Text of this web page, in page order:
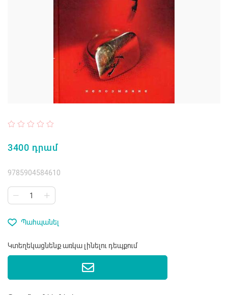
3400 դրամ
9785904584610
Պահպանել
Կտեղեկացնենք առկա լինելու դեպքում